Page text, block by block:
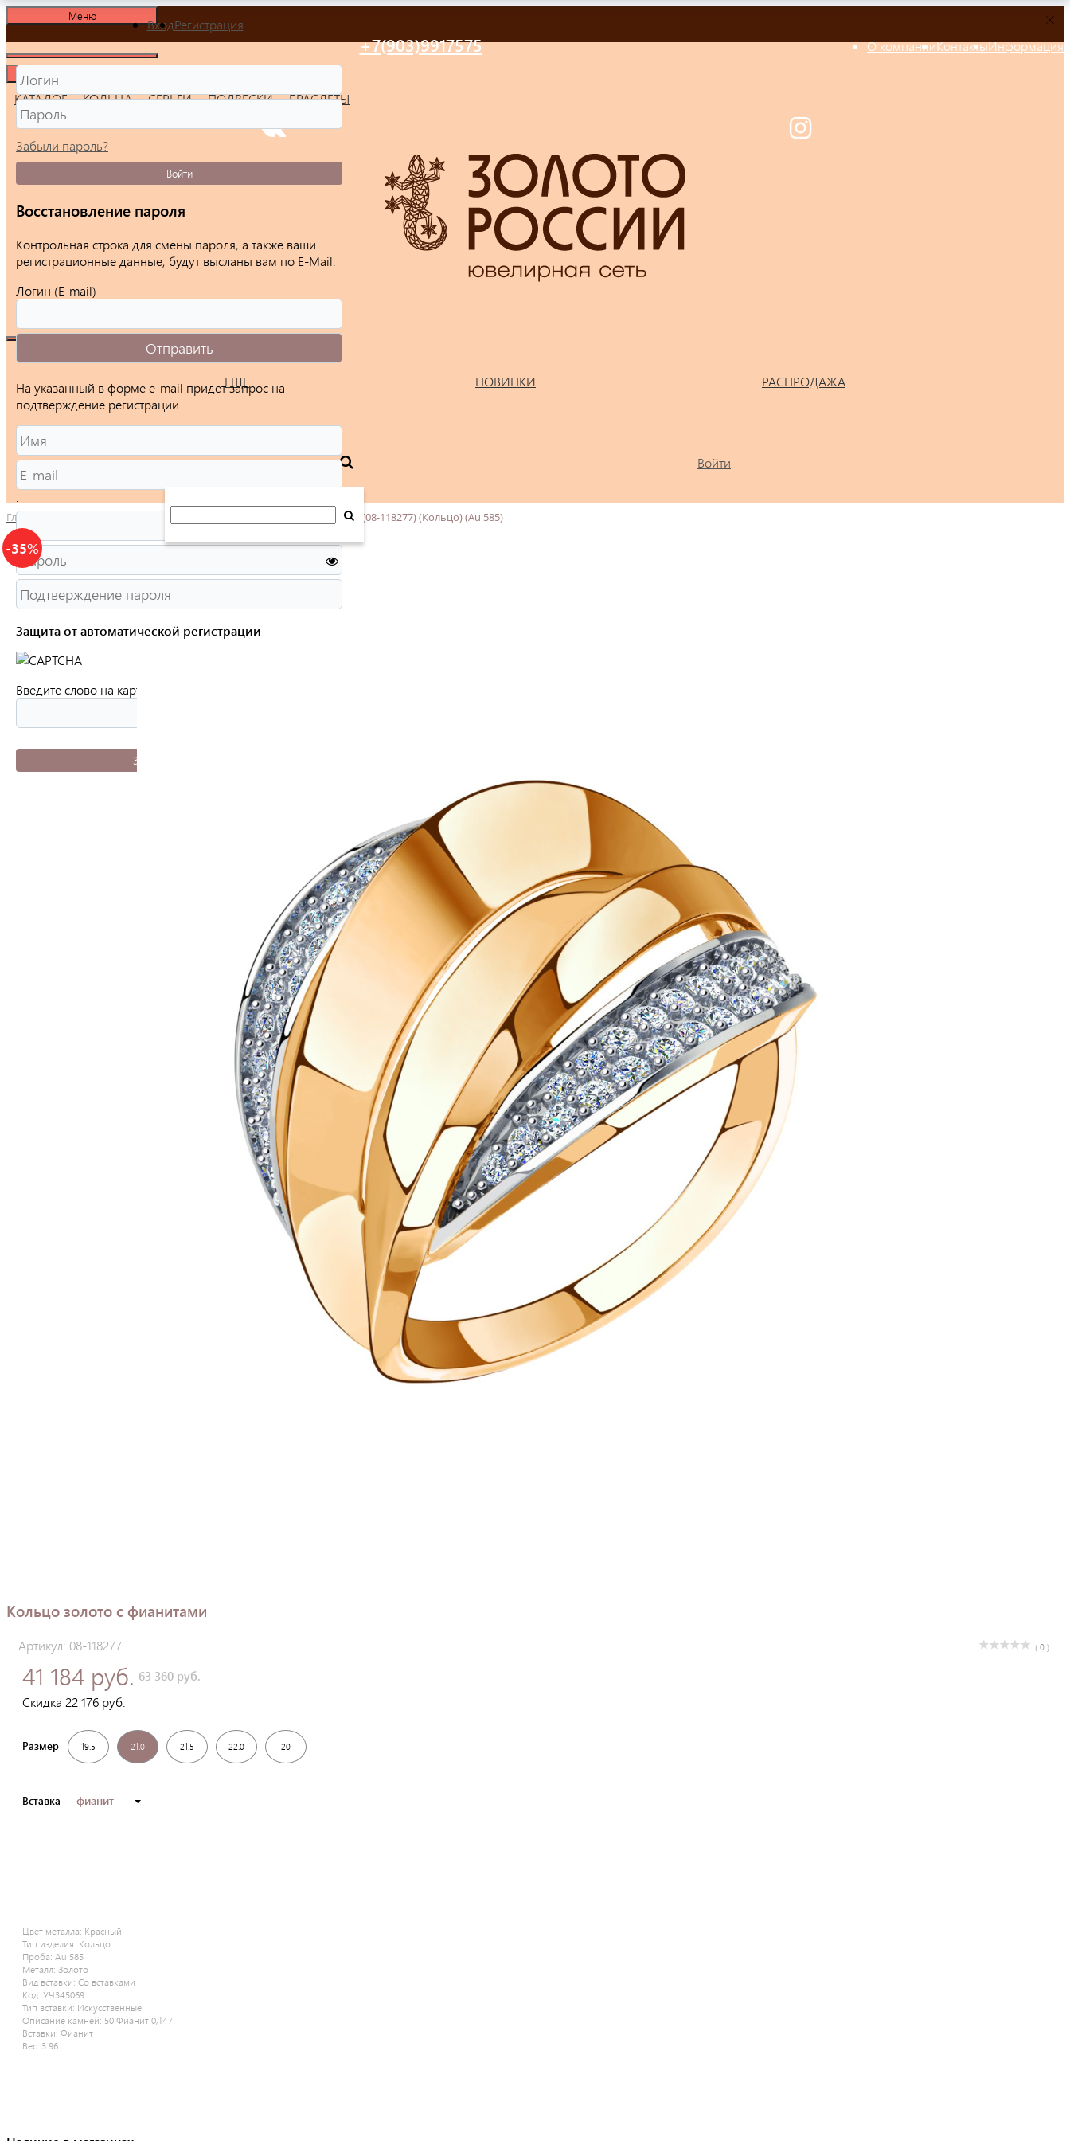
Меню
О компанииКонтактыИнформация
+7(903)9917575
КАТАЛОГ КОЛЬЦА СЕРЬГИ ПОДВЕСКИ БРАСЛЕТЫ
ЕЩЕ НОВИНКИ РАСПРОДАЖА
Войти
Главная / (08-118277) (Кольцо) (Au 585)
-35%
Кольцо золото с фианитами
Артикул: 08-118277 ( 0 )
41 184 руб. 63 360 руб.
Скидка 22 176 руб.
Размер 19.5 21.0 21.5 22.0 20
Вставка фианит
Цвет металла: Красный
Тип изделия: Кольцо
Проба: Au 585
Металл: Золото
Вид вставки: Со вставками
Код: УЧ345069
Тип вставки: Искусственные
Описание камней: 50 Фианит 0,147
Вставки: Фианит
Вес: 3.96
ВходРегистрация
Забыли пароль?
Войти
Восстановление пароля
Контрольная строка для смены пароля, а также ваши
регистрационные данные, будут высланы вам по E-Mail.
Логин (E-mail)
На указанный в форме e-mail придет запрос на
подтверждение регистрации.
:
Защита от автоматической регистрации
Введите слово на картинке:
Зарегистрироваться